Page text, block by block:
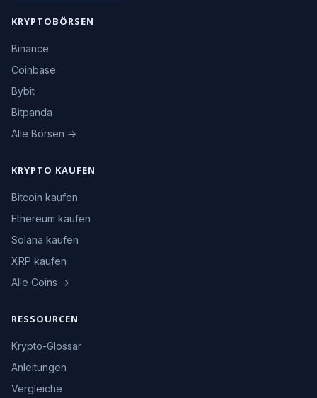
KRYPTOBÖRSEN
Binance
Coinbase
Bybit
Bitpanda
Alle Börsen →
KRYPTO KAUFEN
Bitcoin kaufen
Ethereum kaufen
Solana kaufen
XRP kaufen
Alle Coins →
RESSOURCEN
Krypto-Glossar
Anleitungen
Vergleiche